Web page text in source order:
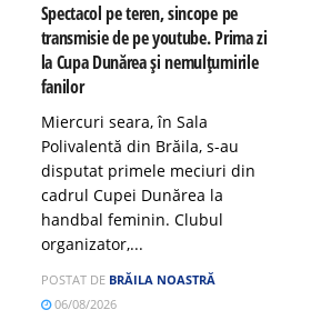
Spectacol pe teren, sincope pe
transmisie de pe youtube. Prima zi
la Cupa Dunărea și nemulțumirile
fanilor
Miercuri seara, în Sala
Polivalentă din Brăila, s-au
disputat primele meciuri din
cadrul Cupei Dunărea la
handbal feminin. Clubul
organizator,...
POSTAT DE BRĂILA NOASTRĂ
06/08/2026